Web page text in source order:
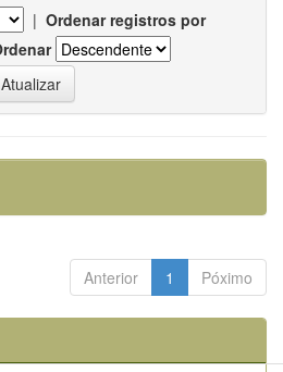
| Ordenar registros por
Anterior 1 Póximo